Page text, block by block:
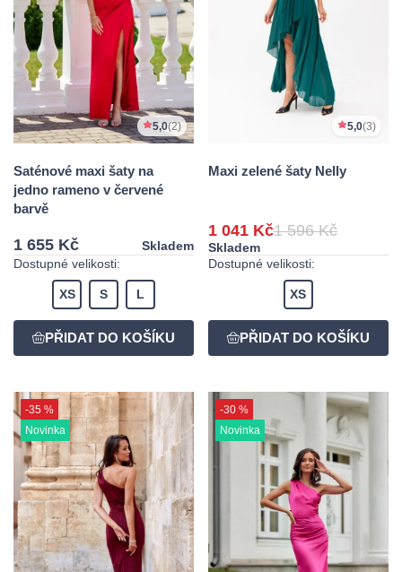
5,0(2)
Saténové maxi šaty na
jedno rameno v červené
barvě
1 655 Kč
Skladem
Dostupné velikosti:
XS S L
5,0(3)
Maxi zelené šaty Nelly
1 041 Kč1 596 Kč
Skladem
Dostupné velikosti:
XS
-35 %
Novinka
-30 %
Novinka